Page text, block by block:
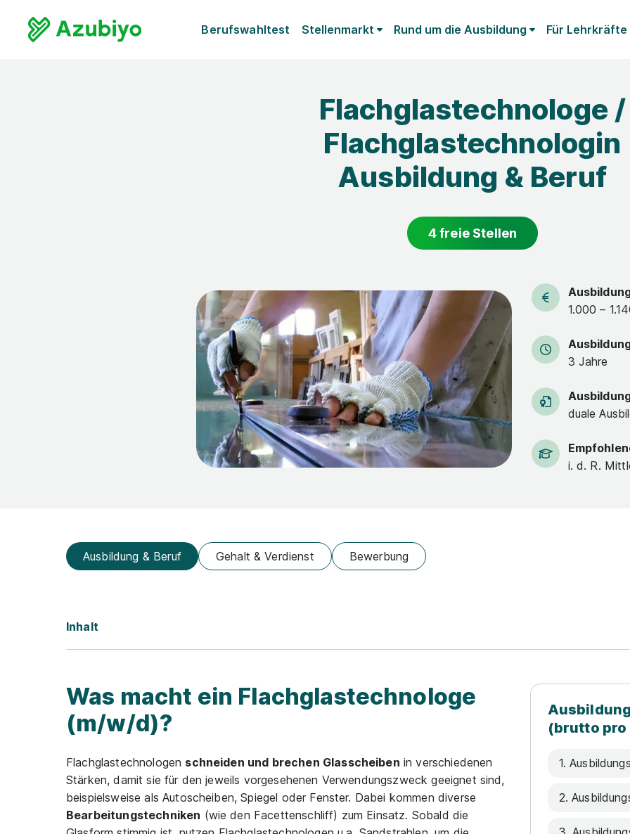
Berufswahltest Stellenmarkt Rund um die Ausbildung Für Lehrkräfte
Flachglastechnologe /
Flachglastechnologin
Ausbildung & Beruf
4 freie Stellen
1.000 –
3 Jahre
duale
i. d. R.
Ausbildung & Beruf Gehalt & Verdienst
Bewerbung
Inhalt
Was macht ein Flachglastechnologe
(m/w/d)?
Flachglastechnologen schneiden und brechen Glasscheiben in verschiedenen
Stärken, damit sie für den jeweils vorgesehenen Verwendungszweck geeignet sind,
beispielsweise als Autoscheiben, Spiegel oder Fenster. Dabei kommen diverse
Bearbeitungstechniken (wie den Facettenschliff) zum Einsatz. Sobald die
(brutto pro
1.
2.